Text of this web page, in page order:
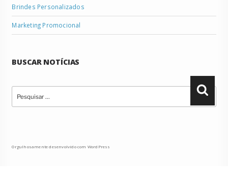
Brindes Personalizados
Marketing Promocional
BUSCAR NOTÍCIAS
por:
Orgulhosamente desenvolvido com WordPress